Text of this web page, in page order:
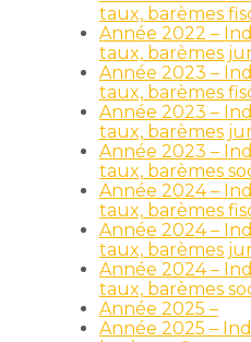
taux, barèmes
Année 2022 –
taux, barèmes
Année 2023 –
taux, barèmes
Année 2023 –
taux, barèmes
Année 2023 –
taux, barèmes
Année 2024 –
taux, barèmes
Année 2024 –
taux, barèmes
Année 2024 –
taux, barèmes
Année 2025 –
Année 2025 –